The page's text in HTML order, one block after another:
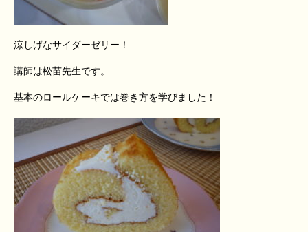
涼しげなサイダーゼリー！
講師は松苗先生です。
基本のロールケーキでは巻き方を学びました！